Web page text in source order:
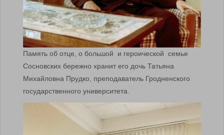
Память об отце, о большой и героической семье
Сосновских бережно хранит его дочь Татьяна
Михайловна Прудко, преподаватель Гродненского
государственного университета.